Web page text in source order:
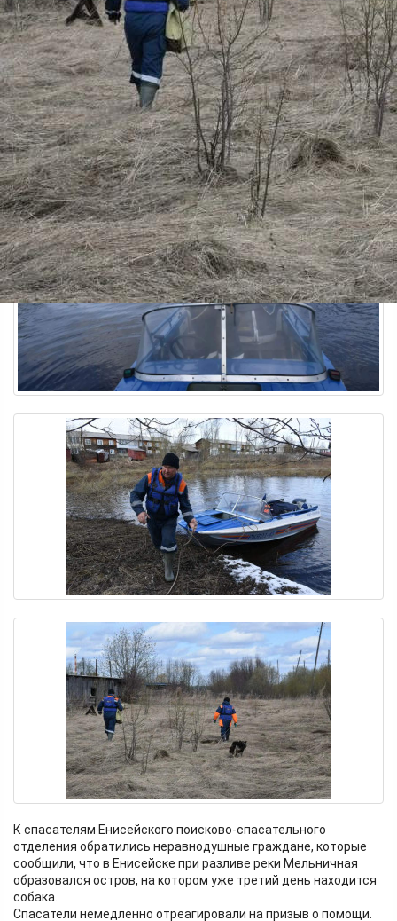
13.05.2026 18:40406
1
К спасателям Енисейского поисково-спасательного
отделения обратились неравнодушные граждане, которые
сообщили, что в Енисейске при разливе реки Мельничная
образовался остров, на котором уже третий день находится
собака.
Спасатели немедленно отреагировали на призыв о помощи.